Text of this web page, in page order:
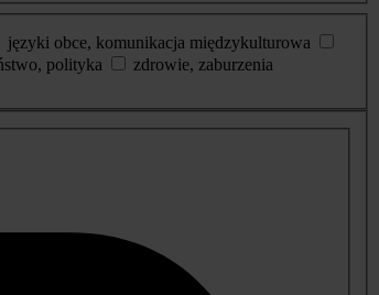
języki obce, komunikacja międzykulturowa
polityka
zdrowie, zaburzenia